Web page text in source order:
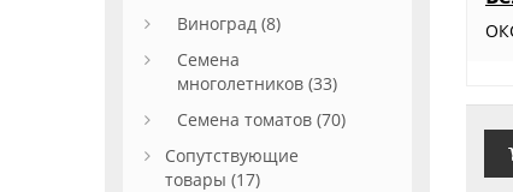
Виноград (8)
Семена
многолетников (33)
Семена томатов (70)
Сопутствующие
товары (17)